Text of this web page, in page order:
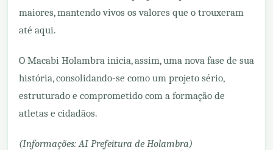
maiores, mantendo vivos os valores que o trouxeram
até aqui.
O Macabi Holambra inicia, assim, uma nova fase de sua
história, consolidando-se como um projeto sério,
estruturado e comprometido com a formação de
atletas e cidadãos.
(Informações: AI Prefeitura de Holambra)